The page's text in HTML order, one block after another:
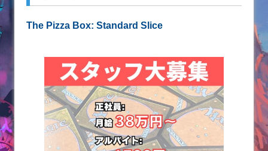
The Pizza Box: Standard Slice